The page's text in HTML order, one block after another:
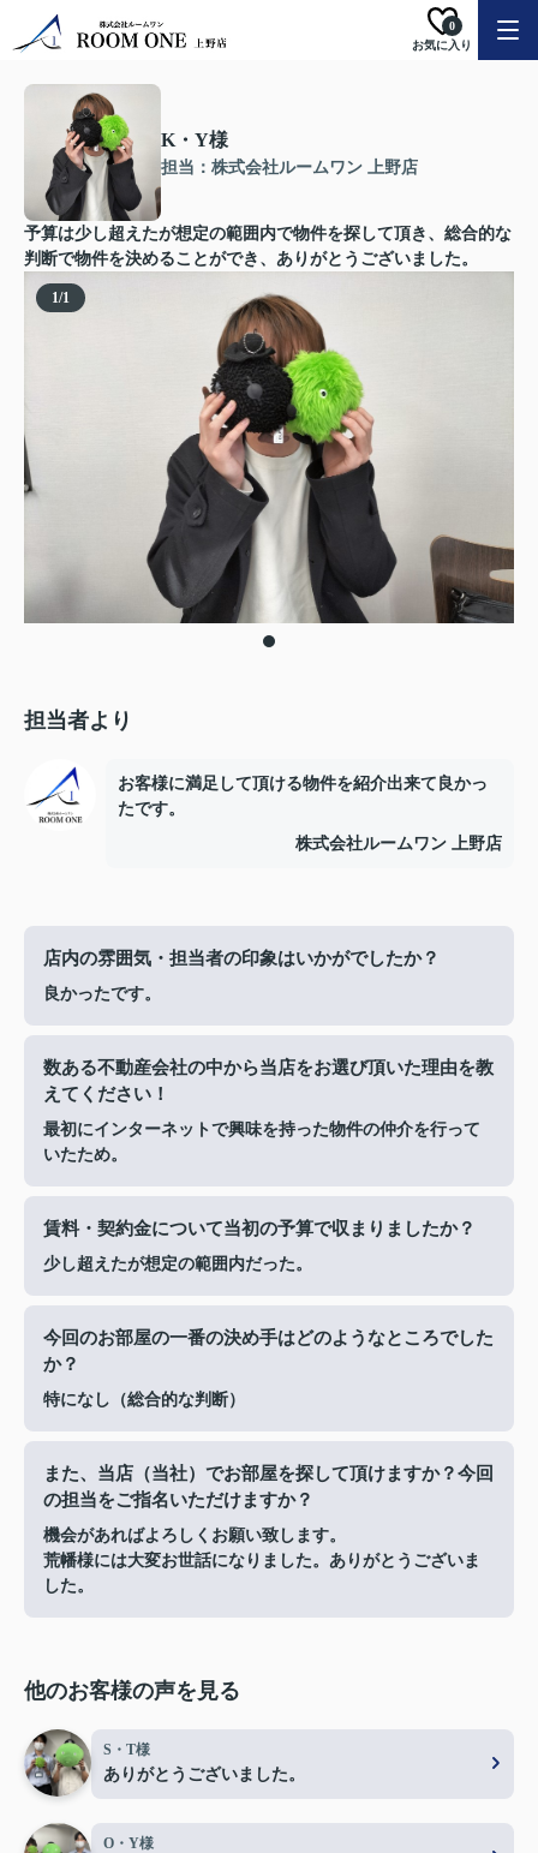
お気に入り
0
K・Y様
担当：株式会社ルームワン 上野店
予算は少し超えたが想定の範囲内で物件を探して頂き、総合的な
判断で物件を決めることができ、ありがとうございました。
1/1
担当者より
お客様に満足して頂ける物件を紹介出来て良かっ
たです。
株式会社ルームワン 上野店
店内の雰囲気・担当者の印象はいかがでしたか？
良かったです。
数ある不動産会社の中から当店をお選び頂いた理由を教
えてください！
最初にインターネットで興味を持った物件の仲介を行って
いたため。
賃料・契約金について当初の予算で収まりましたか？
少し超えたが想定の範囲内だった。
今回のお部屋の一番の決め手はどのようなところでした
か？
特になし（総合的な判断）
また、当店（当社）でお部屋を探して頂けますか？今回
の担当をご指名いただけますか？
機会があればよろしくお願い致します。
荒幡様には大変お世話になりました。ありがとうございま
した。
他のお客様の声を見る
S・T様
ありがとうございました。
O・Y様